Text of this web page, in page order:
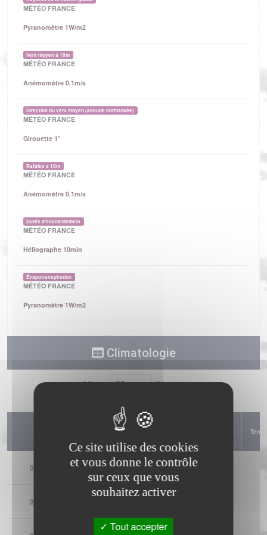
MÉTÉO FRANCE
Pyranomètre 1W/m2
Vent moyen à 10m
MÉTÉO FRANCE
Anémomètre 0.1m/s
Direction du vent moyen (altitude normalisée)
MÉTÉO FRANCE
Girouette 1°
Rafales à 10m
MÉTÉO FRANCE
Anémomètre 0.1m/s
Durée d'ensoleillement
MÉTÉO FRANCE
Héliographe 10min
Évapotranspiration
MÉTÉO FRANCE
Pyranomètre 1W/m2
Climatologie
Afficher éléments
Température (min)
07/08/2026 --
06/08/2026
Ce site utilise des cookies
et vous donne le contrôle
sur ceux que vous
souhaitez activer
Tout accepter